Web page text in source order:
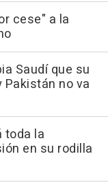
cese" a la
Saudí que su
Pakistán no va
toda la
en su rodilla